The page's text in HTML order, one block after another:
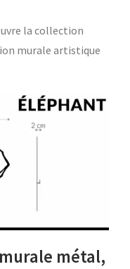
la collection
murale artistique
métal,